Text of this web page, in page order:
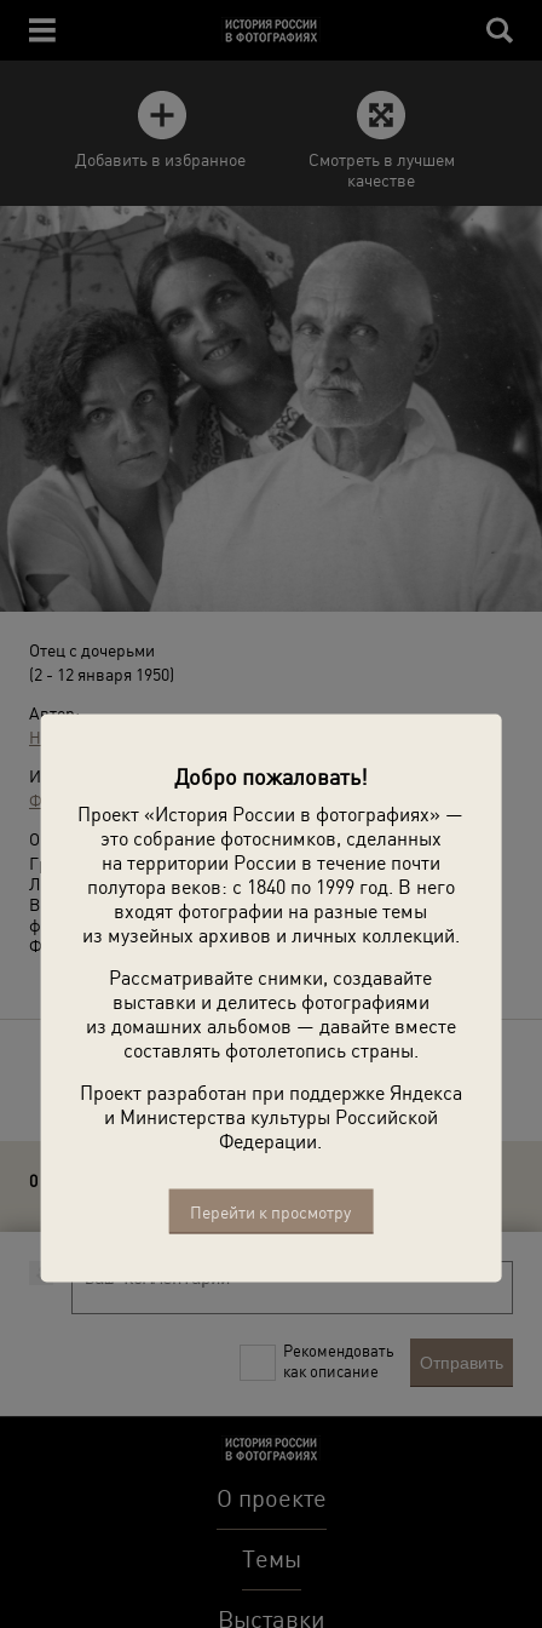
Добро пожаловать!
Проект «История России в фотографиях» —
это собрание фотоснимков, сделанных
на территории России в течение почти
полутора веков: с 1840 по 1999 год. В него
входят фотографии на разные темы
из музейных архивов и личных коллекций.
Рассматривайте снимки, создавайте
выставки и делитесь фотографиями
из домашних альбомов — давайте вместе
составлять фотолетопись страны.
Проект разработан при поддержке Яндекса
и Министерства культуры Российской
Федерации.
Перейти к просмотру
Добавить в избранное
Смотреть в лучшем
качестве
Отец с дочерьми
(2 - 12 января 1950)
Автор:
Неизвестный автор
Источники:
Фотографии пользователей russiainphoto.ru
О фотографии:
Григорий Александрович Чеботарев с дочерьми Верой и
Любовью.
Выставки
«Семейный портрет»и «Первая тысяча» с этой
фотографией.
Фотография из архива Евгения Жирова.
Расскажите друзьям об этом фото
0 комментариев
Рекомендовать
как описание
Отправить
О проекте
Темы
Выставки